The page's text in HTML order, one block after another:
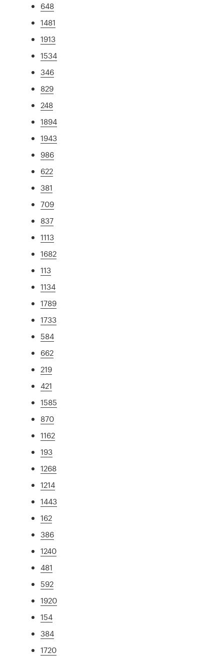
648
1481
1913
1534
346
829
248
1894
1943
986
622
381
709
837
1113
1682
113
1134
1789
1733
584
662
219
421
1585
870
1162
193
1268
1214
1443
162
386
1240
481
592
1920
154
384
1720